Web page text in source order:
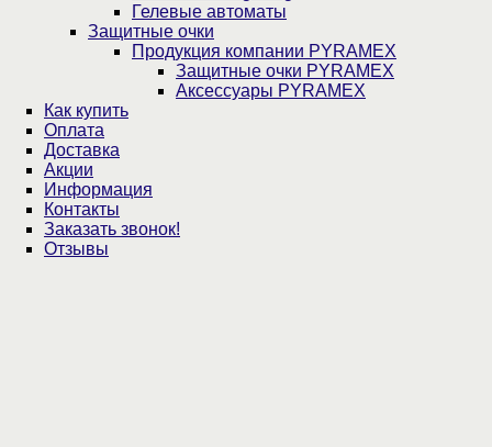
Гелевые автоматы
Защитные очки
Продукция компании PYRAMEX
Защитные очки PYRAMEX
Аксессуары PYRAMEX
Как купить
Оплата
Доставка
Акции
Информация
Контакты
Заказать звонок!
Отзывы